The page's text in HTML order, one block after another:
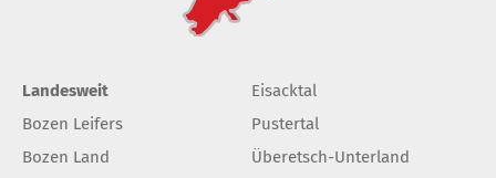
Landesweit
Bozen Leifers
Bozen Land
Eisacktal
Pustertal
Überetsch-Unterland